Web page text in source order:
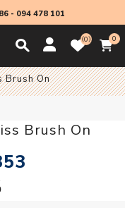
- 094 478 101
0 0
Brush On
Brush On